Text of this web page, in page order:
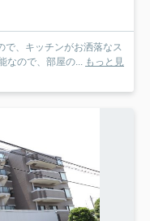
で、キッチンがお洒落なス
なので、部屋の... もっと見